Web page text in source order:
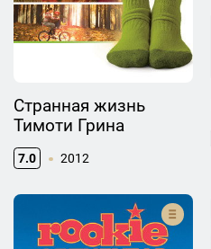
Странная жизнь
Тимоти Грина
7.0 2012